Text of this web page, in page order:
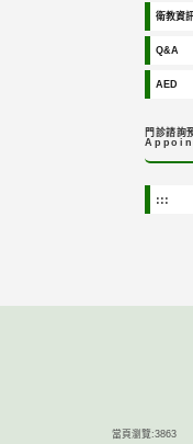
衛教資
Q&A
AED
門診諮詢
:::
當頁瀏覽:3863